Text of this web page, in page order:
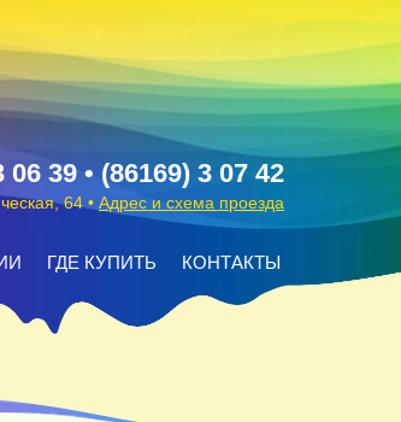
06 39 • (86169) 3 07 42
64 • Адрес и схема проезда
ГДЕ КУПИТЬ КОНТАКТЫ